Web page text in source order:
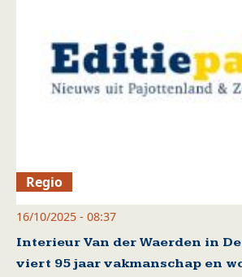
Regio
16/10/2025 - 08:37
Interieur Van der Waerden in
viert 95 jaar vakmanschap en